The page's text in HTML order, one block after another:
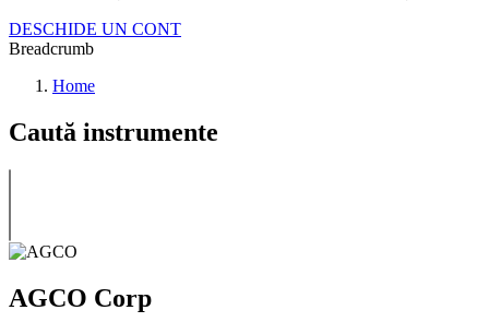
DESCHIDE UN CONT
Breadcrumb
Home
Caută instrumente
AGCO Corp